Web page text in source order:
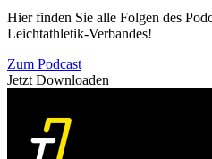
Hier finden Sie alle Folgen des
Leichtathletik-Verbandes!
Zum Podcast
Jetzt Downloaden